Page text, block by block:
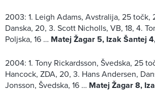
2003: 1. Leigh Adams, Avstralija, 25 točk,
Danska, 20, 3. Scott Nicholls, VB, 18, 4.
Poljska, 16 … Matej Žagar 5, Izak Šantej
2004: 1. Tony Rickardsson, Švedska, 25
Hancock, ZDA, 20, 3. Hans Andersen,
Jonsson, Švedska, 16 … Matej Žagar 8,